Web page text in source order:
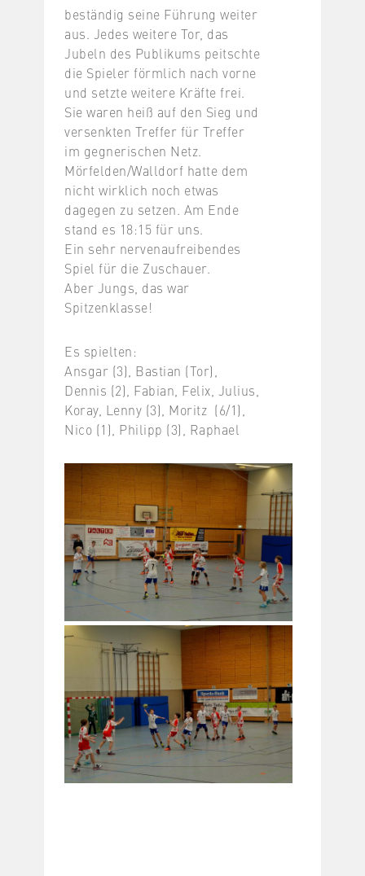
beständig seine Führung weiter
aus. Jedes weitere Tor, das
Jubeln des Publikums peitschte
die Spieler förmlich nach vorne
und setzte weitere Kräfte frei.
Sie waren heiß auf den Sieg und
versenkten Treffer für Treffer
im gegnerischen Netz.
Mörfelden/Walldorf hatte dem
nicht wirklich noch etwas
dagegen zu setzen. Am Ende
stand es 18:15 für uns.
Ein sehr nervenaufreibendes
Spiel für die Zuschauer.
Aber Jungs, das war
Spitzenklasse!
Es spielten:
Ansgar (3), Bastian (Tor),
Dennis (2), Fabian, Felix, Julius,
Koray, Lenny (3), Moritz (6/1),
Nico (1), Philipp (3), Raphael